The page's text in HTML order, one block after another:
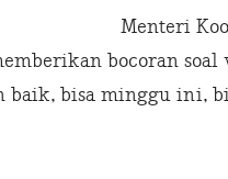
Menteri
bocoran soal
baik, bisa minggu ini,